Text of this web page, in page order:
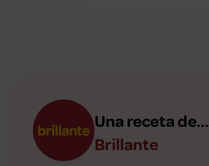
Una receta de...
Brillante